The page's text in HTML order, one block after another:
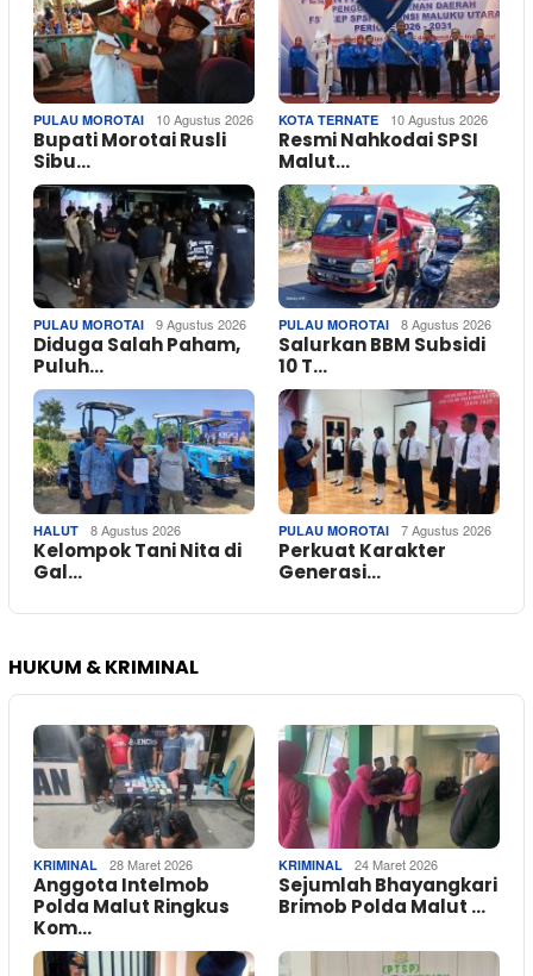
PULAU MOROTAI 10 Agustus 2026
Bupati Morotai Rusli
Sibu…
KOTA TERNATE 10 Agustus 2026
Resmi Nahkodai SPSI
Malut…
PULAU MOROTAI 9 Agustus 2026
Diduga Salah Paham,
Puluh…
PULAU MOROTAI 8 Agustus 2026
Salurkan BBM Subsidi
10 T…
HALUT 8 Agustus 2026
Kelompok Tani Nita di
Gal…
PULAU MOROTAI 7 Agustus 2026
Perkuat Karakter
Generasi…
HUKUM & KRIMINAL
KRIMINAL 28 Maret 2026
Anggota Intelmob
Polda Malut Ringkus
Kom…
KRIMINAL 24 Maret 2026
Sejumlah Bhayangkari
Brimob Polda Malut …